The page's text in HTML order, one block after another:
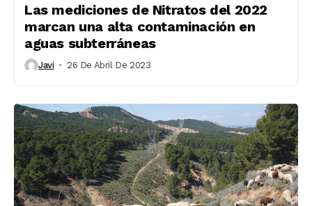
Las mediciones de Nitratos del 2022
marcan una alta contaminación en
aguas subterráneas
Javi 26 De Abril De 2023